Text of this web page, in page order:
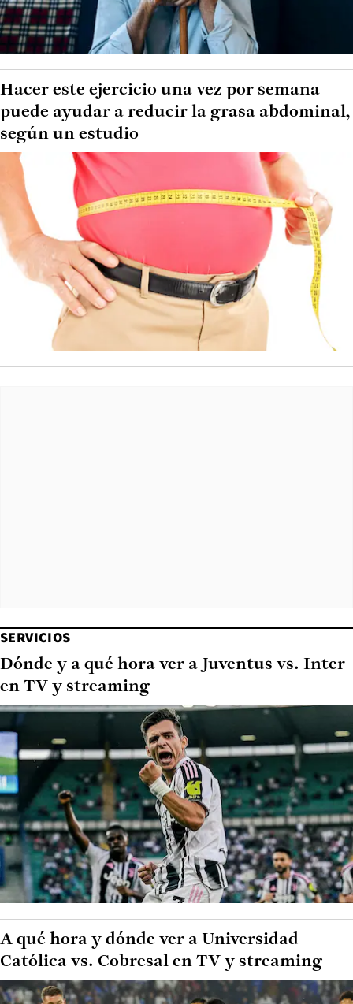
Hacer este ejercicio una vez por semana
puede ayudar a reducir la grasa abdominal,
según un estudio
SERVICIOS
Dónde y a qué hora ver a Juventus vs. Inter
en TV y streaming
A qué hora y dónde ver a Universidad
Católica vs. Cobresal en TV y streaming